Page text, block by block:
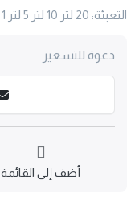
التعبئة: 20 لتر 10 لتر 5 لتر 1 لتر
دعوة للتسعير
أضف إلى القائمة